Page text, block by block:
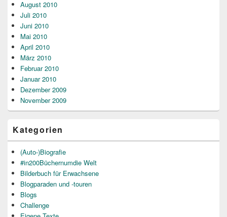
August 2010
Juli 2010
Juni 2010
Mai 2010
April 2010
März 2010
Februar 2010
Januar 2010
Dezember 2009
November 2009
Kategorien
(Auto-)Biografie
#in200Büchernumdie Welt
Bilderbuch für Erwachsene
Blogparaden und -touren
Blogs
Challenge